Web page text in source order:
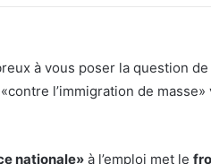
à vous poser la question de
l’immigration de masse»
nationale» à l’emploi met le